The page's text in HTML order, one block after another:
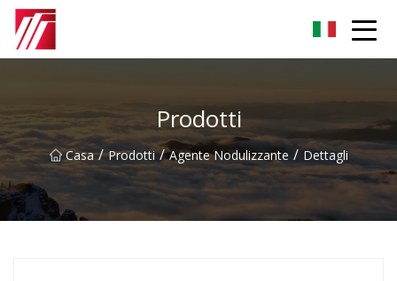
Prodotti
Casa / Prodotti / Agente Nodulizzante / Dettagli